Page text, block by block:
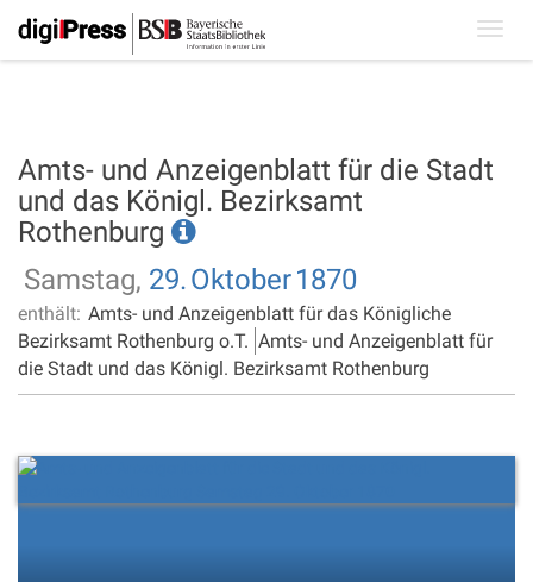
Amts- und Anzeigenblatt für die Stadt
und das Königl. Bezirksamt
Rothenburg
Samstag, 29.Oktober1870
enthält: Amts- und Anzeigenblatt für das Königliche
Bezirksamt Rothenburg o.T. Amts- und Anzeigenblatt für
die Stadt und das Königl. Bezirksamt Rothenburg